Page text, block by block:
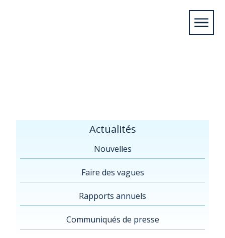
Actualités
Nouvelles
Faire des vagues
Rapports annuels
Communiqués de presse